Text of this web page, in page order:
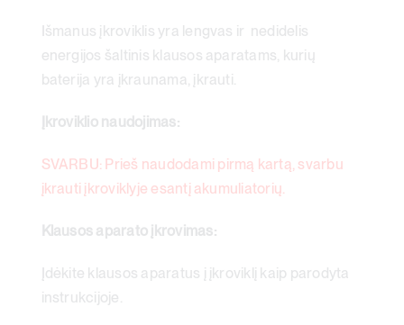
Išmanus įkroviklis yra lengvas ir nedidelis
energijos šaltinis klausos aparatams, kurių
baterija yra įkraunama, įkrauti.
Įkroviklio naudojimas:
SVARBU: Prieš naudodami pirmą kartą, svarbu
įkrauti įkroviklyje esantį akumuliatorių.
Klausos aparato įkrovimas:
Įdėkite klausos aparatus į įkroviklį kaip parodyta
instrukcijoje.